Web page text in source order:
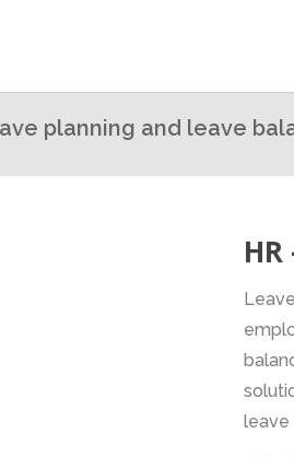
planning and leave
leave